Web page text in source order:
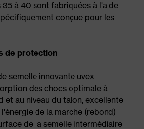
35 à 40 sont fabriquées à l'aide
conçue pour les
de protection
semelle innovante uvex
des chocs optimale à
et au niveau du talon, excellente
de la marche (rebond)
de la semelle intermédiaire